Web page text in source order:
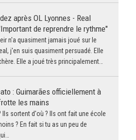
après OL Lyonnes - Real
de reprendre le rythme"
n'a quasiment jamais joué sur le
j'en suis quasiment persuadé. Elle
Elle a joué très principalement…
: Guimarães officiellement à
les mains
Ils sortent d'où ? Ils ont fait une école
? En fait si tu as un peu de